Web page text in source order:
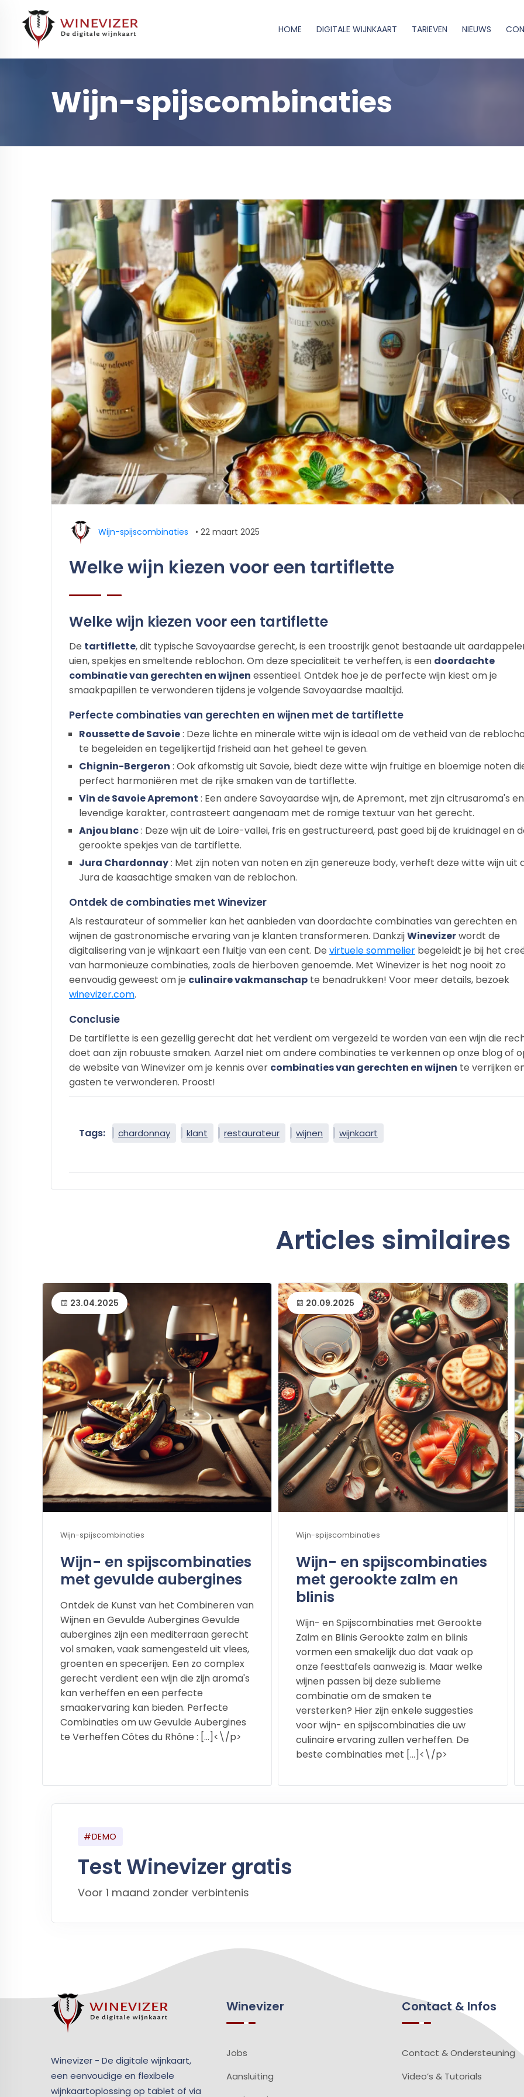
HOME DIGITALE WIJNKAART TARIEVEN NIEUWS
Wijn-spijscombinaties
Wijn-spijscombinaties • 22 maart 2025
Welke wijn kiezen voor een tartiflette
Welke wijn kiezen voor een tartiflette
De tartiflette, dit typische Savoyaardse gerecht, is een troostrijk genot bestaande uit
uien, spekjes en smeltende reblochon. Om deze specialiteit te verheffen, is een doordachte
combinatie van gerechten en wijnen essentieel. Ontdek hoe je de perfecte wijn kiest om je
smaakpapillen te verwonderen tijdens je volgende Savoyaardse maaltijd.
Perfecte combinaties van gerechten en wijnen met de tartiflette
Roussette de Savoie: Deze lichte en minerale witte wijn is ideaal om de vetheid van de
te begeleiden en tegelijkertijd frisheid aan het geheel te geven.
Chignin-Bergeron : Ook afkomstig uit Savoie, biedt deze witte wijn fruitige en bloemige noten
perfect harmoniëren met de rijke smaken van de tartiflette.
Vin de Savoie Apremont : Een andere Savoyaardse wijn, de Apremont, met zijn citrusaroma's en
levendige karakter, contrasteert aangenaam met de romige textuur van het gerecht.
Anjou blanc: Deze wijn uit de Loire-vallei, fris en gestructureerd, past goed bij de kruidnagel en
gerookte spekjes van de tartiflette.
Jura Chardonnay: Met zijn noten van noten en zijn genereuze body, verheft deze witte wijn uit
Jura de kaasachtige smaken van de reblochon.
Ontdek de combinaties met Winevizer
Als restaurateur of sommelier kan het aanbieden van doordachte combinaties van gerechten en
wijnen de gastronomische ervaring van je klanten transformeren. DankzijWinevizerwordt de
digitalisering van je wijnkaart een fluitje van een cent. De virtuele sommelier begeleidt je bij het
van harmonieuze combinaties, zoals de hierboven genoemde. Met Winevizer is het nog nooit zo
eenvoudig geweest om je culinaire vakmanschap te benadrukken! Voor meer details, bezoek
winevizer.com.
Conclusie
De tartiflette is een gezellig gerecht dat het verdient om vergezeld te worden van een wijn die
doet aan zijn robuuste smaken. Aarzel niet om andere combinaties te verkennen op onze blog of
de website van Winevizer om je kennis over combinaties van gerechten en wijnen te verrijken
gasten te verwonderen. Proost!
Tags: chardonnay klant restaurateur wijnen wijnkaart
Articles similaires
23.04.2025
Wijn-spijscombinaties
Wijn- en spijscombinaties
met gevulde aubergines
Ontdek de Kunst van het Combineren van
Wijnen en Gevulde Aubergines Gevulde
aubergines zijn een mediterraan gerecht
vol smaken, vaak samengesteld uit vlees,
groenten en specerijen. Een zo complex
gerecht verdient een wijn die zijn aroma's
kan verheffen en een perfecte
smaakervaring kan bieden. Perfecte
Combinaties om uw Gevulde Aubergines
te Verheffen Côtes du Rhône : […]<\/p>
20.09.2025
Wijn-spijscombinaties
Wijn- en spijscombinaties
met gerookte zalm en
blinis
Wijn- en Spijscombinaties met Gerookte
Zalm en Blinis Gerookte zalm en blinis
vormen een smakelijk duo dat vaak op
onze feesttafels aanwezig is. Maar welke
wijnen passen bij deze sublieme
combinatie om de smaken te
versterken? Hier zijn enkele suggesties
voor wijn- en spijscombinaties die uw
culinaire ervaring zullen verheffen. De
beste combinaties met […]<\/p>
#DEMO
Test Winevizer gratis
Voor 1 maand zonder verbintenis
Winevizer - De digitale wijnkaart,
een eenvoudige en flexibele
wijnkaartoplossing op tablet of via
Winevizer
Jobs
Aansluiting
Contact & Infos
Contact & Ondersteuning
Video’s & Tutorials